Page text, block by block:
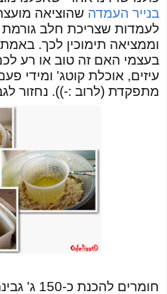
בנייר העמדה שהוציאה
לעמדות שצריכת חלב גורמת
וממציאה תימוכין לכך.
בעצמי האם זה טוב או רע
עיזים, אוכלת קוטג' ומידי
מתפקדת (לרוב :-)). נחזור
חומרים להכנת כ-150 ג' גבינה: